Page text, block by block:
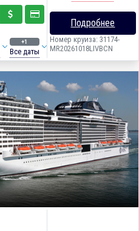
+1
Все даты
Подробнее
Номер круиза: 31174-
MR20261018LIVBCN